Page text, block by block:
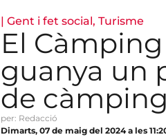
| Gent i fet social, Turisme
El
guanya un
de càmping
per: Redacció
Dimarts, 07 de maig del 2024 a les